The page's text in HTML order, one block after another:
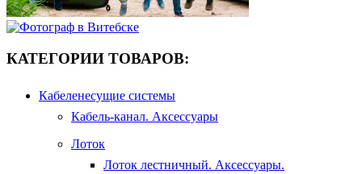
КАТЕГОРИИ ТОВАРОВ:
Кабеленесущие системы
Кабель-канал. Аксессуары
Лоток
Лоток лестничный. Аксессуары.